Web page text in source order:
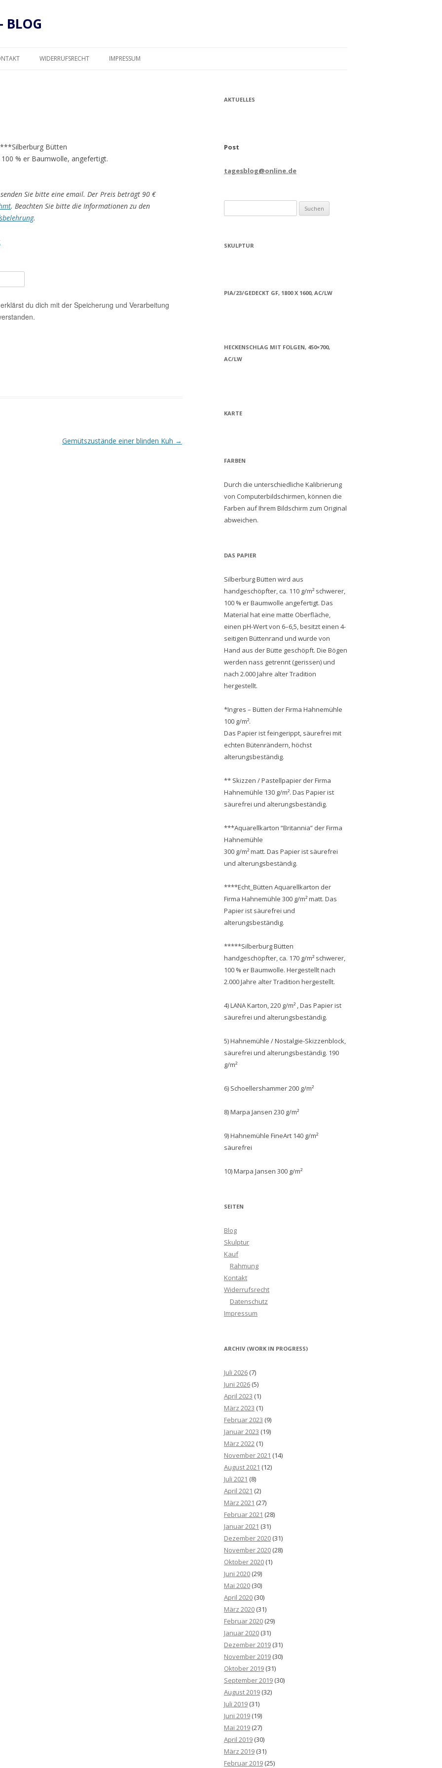
BLOG
Inhalt
WIDERRUFSRECHT IMPRESSUM
Bütten
% er Baumwolle, angefertigt.
Sie bitte eine email. Der Preis beträgt 90 €
. Beachten Sie bitte die Informationen zu den
.
du dich mit der Speicherung und Verarbeitung
Gemütszustände einer blinden Kuh →
AKTUELLES
Post
tagesblog@online.de
nach:
SKULPTUR
PIA/23/GEDECKT GF, 1800 X 1600, AC/LW
HECKENSCHLAG MIT FOLGEN, 450×700,
AC/LW
KARTE
FARBEN
Durch die unterschiedliche Kalibrierung
von Computerbildschirmen, können die
Farben auf Ihrem Bildschirm zum Original
abweichen.
DAS PAPIER
Silberburg Bütten wird aus
handgeschöpfter, ca. 110 g/m² schwerer,
100 % er Baumwolle angefertigt. Das
Material hat eine matte Oberfläche,
einen pH-Wert von 6–6,5, besitzt einen 4-
seitigen Büttenrand und wurde von
Hand aus der Bütte geschöpft. Die Bögen
werden nass getrennt (gerissen) und
nach 2.000 Jahre alter Tradition
hergestellt.
*Ingres – Bütten der Firma Hahnemühle
100 g/m².
Das Papier ist feingerippt, säurefrei mit
echten Bütenrändern, höchst
alterungsbeständig.
** Skizzen / Pastellpapier der Firma
Hahnemühle 130 g/m². Das Papier ist
säurefrei und alterungsbeständig.
***Aquarellkarton “Britannia” der Firma
Hahnemühle
300 g/m² matt. Das Papier ist säurefrei
und alterungsbeständig.
****Echt_Bütten Aquarellkarton der
Firma Hahnemühle 300 g/m² matt. Das
Papier ist säurefrei und
alterungsbeständig.
*****Silberburg Bütten
handgeschöpfter, ca. 170 g/m² schwerer,
100 % er Baumwolle. Hergestellt nach
2.000 Jahre alter Tradition hergestellt.
4) LANA Karton, 220 g/m² , Das Papier ist
säurefrei und alterungsbeständig.
5) Hahnemühle / Nostalgie-Skizzenblock,
säurefrei und alterungsbeständig. 190
g/m²
6) Schoellershammer 200 g/m²
8) Marpa Jansen 230 g/m²
9) Hahnemühle FineArt 140 g/m²
säurefrei
10) Marpa Jansen 300 g/m²
SEITEN
Blog
Skulptur
Kauf
Rahmung
Kontakt
Widerrufsrecht
Datenschutz
Impressum
ARCHIV (WORK IN PROGRESS)
Juli 2026 (7)
Juni 2026 (5)
April 2023 (1)
März 2023 (1)
Februar 2023 (9)
Januar 2023 (19)
März 2022 (1)
November 2021 (14)
August 2021 (12)
Juli 2021 (8)
April 2021 (2)
März 2021 (27)
Februar 2021 (28)
Januar 2021 (31)
Dezember 2020 (31)
November 2020 (28)
Oktober 2020 (1)
Juni 2020 (29)
Mai 2020 (30)
April 2020 (30)
März 2020 (31)
Februar 2020 (29)
Januar 2020 (31)
Dezember 2019 (31)
November 2019 (30)
Oktober 2019 (31)
September 2019 (30)
August 2019 (32)
Juli 2019 (31)
Juni 2019 (19)
Mai 2019 (27)
April 2019 (30)
März 2019 (31)
Februar 2019 (25)